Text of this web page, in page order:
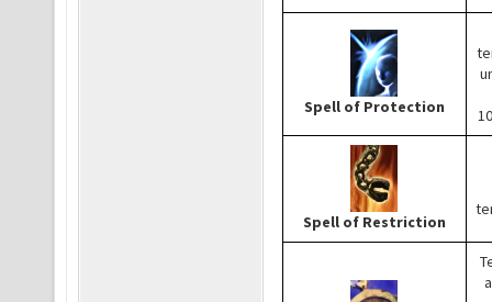
Spell of Protection
Spell of Restriction